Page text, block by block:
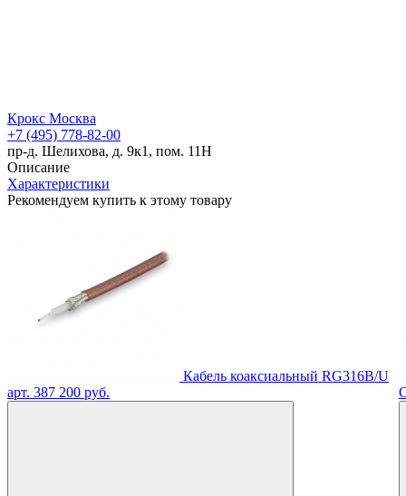
Крокс Москва
+7 (495) 778-82-00
пр-д. Шелихова, д. 9к1, пом. 11Н
Описание
Характеристики
Рекомендуем купить к этому товару
Кабель коаксиальный RG316B/U
арт. 387 200 руб.